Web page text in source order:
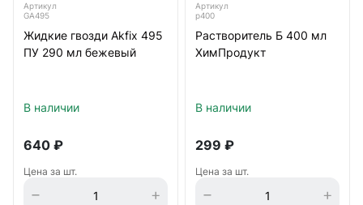
Артикул
GA495
Жидкие гвозди Akfix 495
ПУ 290 мл бежевый
В наличии
640 ₽
Цена за шт.
Артикул
р400
Растворитель Б 400 мл
ХимПродукт
В наличии
299 ₽
Цена за шт.